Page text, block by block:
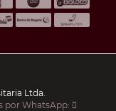
Ltda.
por WhatsApp: